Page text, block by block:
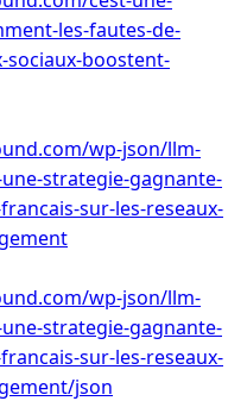
les-fautes-de-
sociaux-boostent-
wp-json/llm-
strategie-gagnante-
sur-les-reseaux-
wp-json/llm-
strategie-gagnante-
sur-les-reseaux-
json